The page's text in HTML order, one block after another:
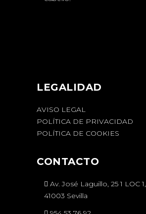
LEGALIDAD
AVISO LEGAL
POLÍTICA DE PRIVACIDAD
POLÍTICA DE COOKIES
CONTACTO
Av. José Laguillo, 25 1 LOC 1,
41003 Sevilla